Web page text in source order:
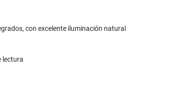
con excelente iluminación natural
lectura